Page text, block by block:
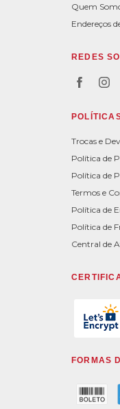
Quem
Endereços
REDES
Trocas e
Política de
Política de
Termos e
Política de
Política de
Central de
FORMAS